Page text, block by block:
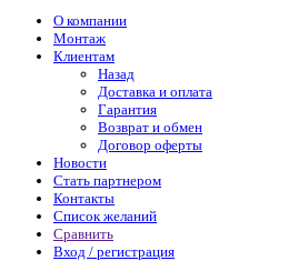
О компании
Монтаж
Клиентам
Назад
Доставка и оплата
Гарантия
Возврат и обмен
Договор оферты
Новости
Стать партнером
Контакты
Список желаний
Сравнить
Вход / регистрация